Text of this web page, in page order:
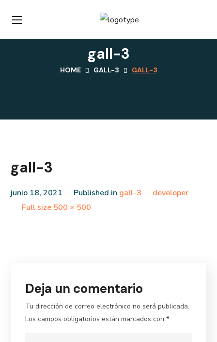
gall-3
HOME GALL-3 GALL-3
gall-3
junio 18, 2021 Published in gall-3
developer
Full
Full size 500 × 500
Deja un comentario
Tu dirección de correo electrónico no será publicada.
Los campos obligatorios están marcados con*